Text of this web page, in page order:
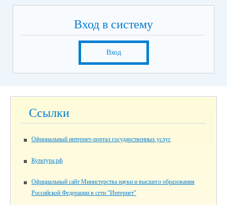
Вход в систему
Вход
Ссылки
Официальный интернет-портал государственных услуг
Культура.рф
Официальный сайт Министерства науки и высшего образования
Российской Федерации в сети "Интернет"